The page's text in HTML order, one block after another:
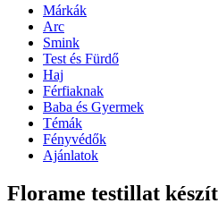
Márkák
Arc
Smink
Test és Fürdő
Haj
Férfiaknak
Baba és Gyermek
Témák
Fényvédők
Ajánlatok
Florame testillat